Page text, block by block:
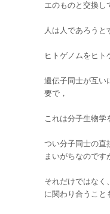
エのものと交換し
人は人であろうと
ヒトゲノムをヒト
遺伝子同士が互い
要で，
これは分子生物学
つい分子同士の直
まいがちなのです
それだけではなく
に関わり合うこと